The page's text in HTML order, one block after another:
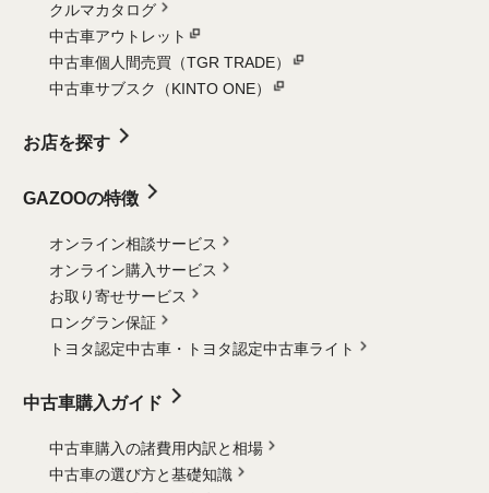
クルマカタログ
中古車アウトレット
中古車個人間売買（TGR TRADE）
中古車サブスク（KINTO ONE）
お店を探す
GAZOOの特徴
オンライン相談サービス
オンライン購入サービス
お取り寄せサービス
ロングラン保証
トヨタ認定中古車・
トヨタ認定中古車ライト
中古車購入ガイド
中古車購入の諸費用内訳と相場
中古車の選び方と基礎知識